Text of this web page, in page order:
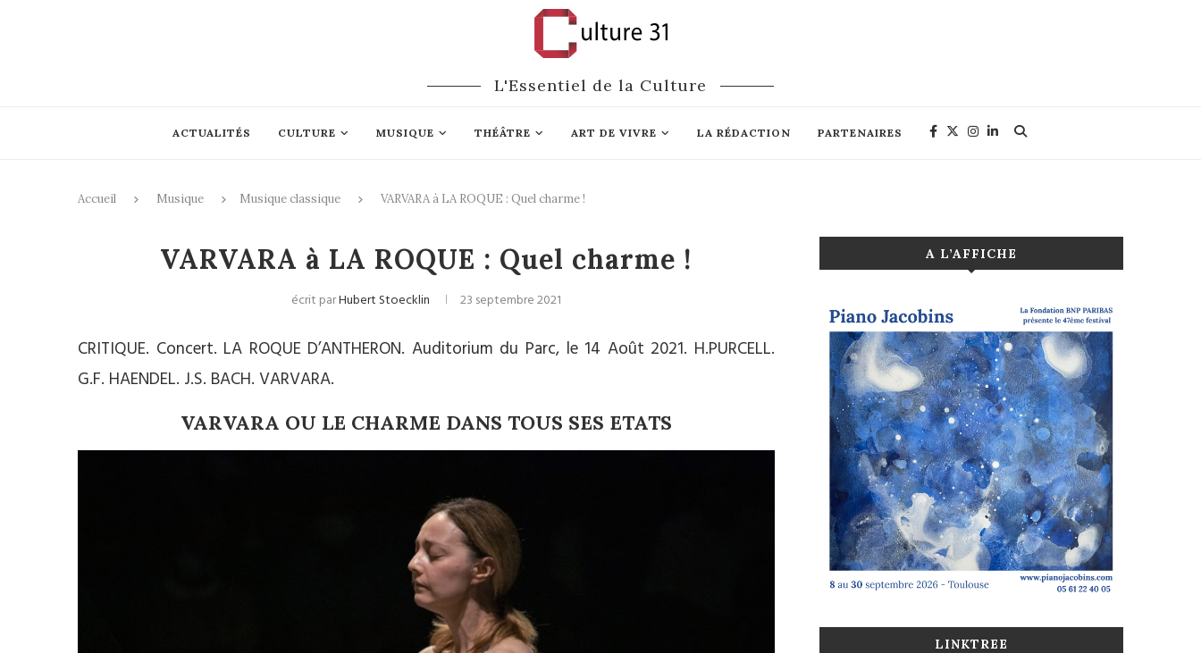
L'Essentiel de la Culture
ACTUALITÉS CULTURE MUSIQUE THÉÂTRE ART DE VIVRE LA RÉDACTION PARTENAIRES
Accueil Musique Musique classique VARVARA à LA ROQUE : Quel charme !
VARVARA à LA ROQUE : Quel charme !
écrit parHubert Stoecklin 23 septembre 2021
CRITIQUE. Concert. LA ROQUE D’ANTHERON. Auditorium du Parc, le 14 Août 2021. H.PURCELL.
G.F. HAENDEL. J.S. BACH. VARVARA.
VARVARA OU LE CHARME DANS TOUS SES ETATS
A L’AFFICHE
LINKTREE